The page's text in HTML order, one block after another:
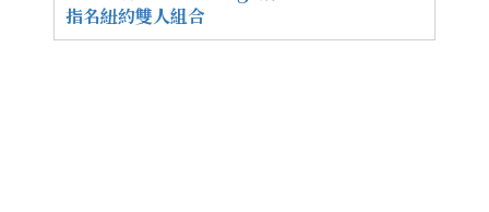
指名紐約雙人組合